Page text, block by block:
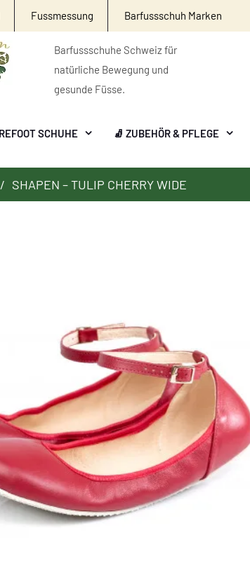
Fussmessung Barfussschuh Marken
Barfussschuhe Schweiz für
natürliche Bewegung und
gesunde Füsse.
SCHUHE 🧦 ZUBEHÖR & PFLEGE
SHAPEN – TULIP CHERRY WIDE